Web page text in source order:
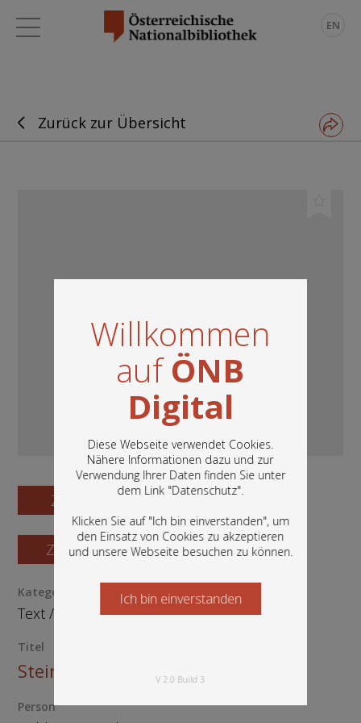
Willkommen
aufÖNB
Digital
Diese Webseite verwendet Cookies.
Nähere Informationen dazu und zur
Verwendung Ihrer Daten finden Sie unter
dem Link "Datenschutz".
Klicken Sie auf "Ich bin einverstanden", um
den Einsatz von Cookies zu akzeptieren
und unsere Webseite besuchen zu können.
In diesem Portal finden Sie die digitalen
Bestände der Österreichischen
Nationalbibliothek: Bücher, Fotografien,
Grafiken und vieles mehr.
Ich bin einverstanden
Starten Sie jetzt
V 2.0 Build 3
EN
Zurück zur Übersicht
Zum Digitalisat
Zum Katalogisat
Kategorie / Medientyp
Text/
Titel
Steirische Volkslieder
Person